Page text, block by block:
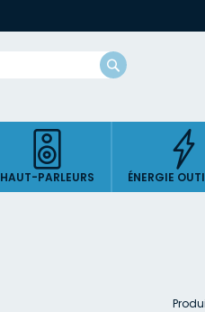
HAUT-PARLEURS ÉNERGIE